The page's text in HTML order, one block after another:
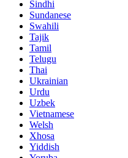
Sindhi
Sundanese
Swahili
Tajik
Tamil
Telugu
Thai
Ukrainian
Urdu
Uzbek
Vietnamese
Welsh
Xhosa
Yiddish